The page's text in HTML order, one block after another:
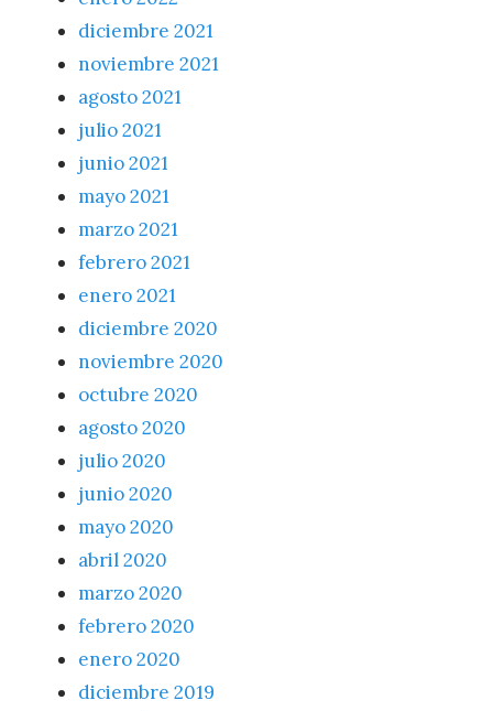
diciembre 2021
noviembre 2021
agosto 2021
julio 2021
junio 2021
mayo 2021
marzo 2021
febrero 2021
enero 2021
diciembre 2020
noviembre 2020
octubre 2020
agosto 2020
julio 2020
junio 2020
mayo 2020
abril 2020
marzo 2020
febrero 2020
enero 2020
diciembre 2019